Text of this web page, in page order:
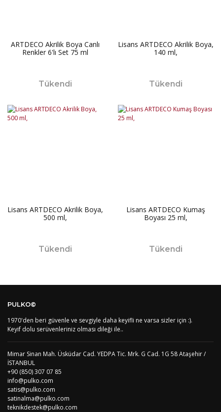
ARTDECO Akrilik Boya Canlı
Renkler 6'lı Set 75 ml
Tükendi
Lisans ARTDECO Akrilik Boya,
140 ml,
Tükendi
Lisans ARTDECO Akrilik Boya,
500 ml,
Tükendi
Lisans ARTDECO Kumaş
Boyası 25 ml,
Tükendi
PULKO©
1970'den beri güvenle ve sevgiyle daha keyifli ne varsa sizler için :).
Keyif dolu serüvenleriniz olması dileği ile..
Mimar Sinan Mah. Üsküdar Cad. YEDPA Tic. Mrk. G Cad. 1G 58 Ataşehir /
İSTANBUL
+90 (850) 307 07 85
info@pulko.com
satis@pulko.com
satinalma@pulko.com
teknikdestek@pulko.com